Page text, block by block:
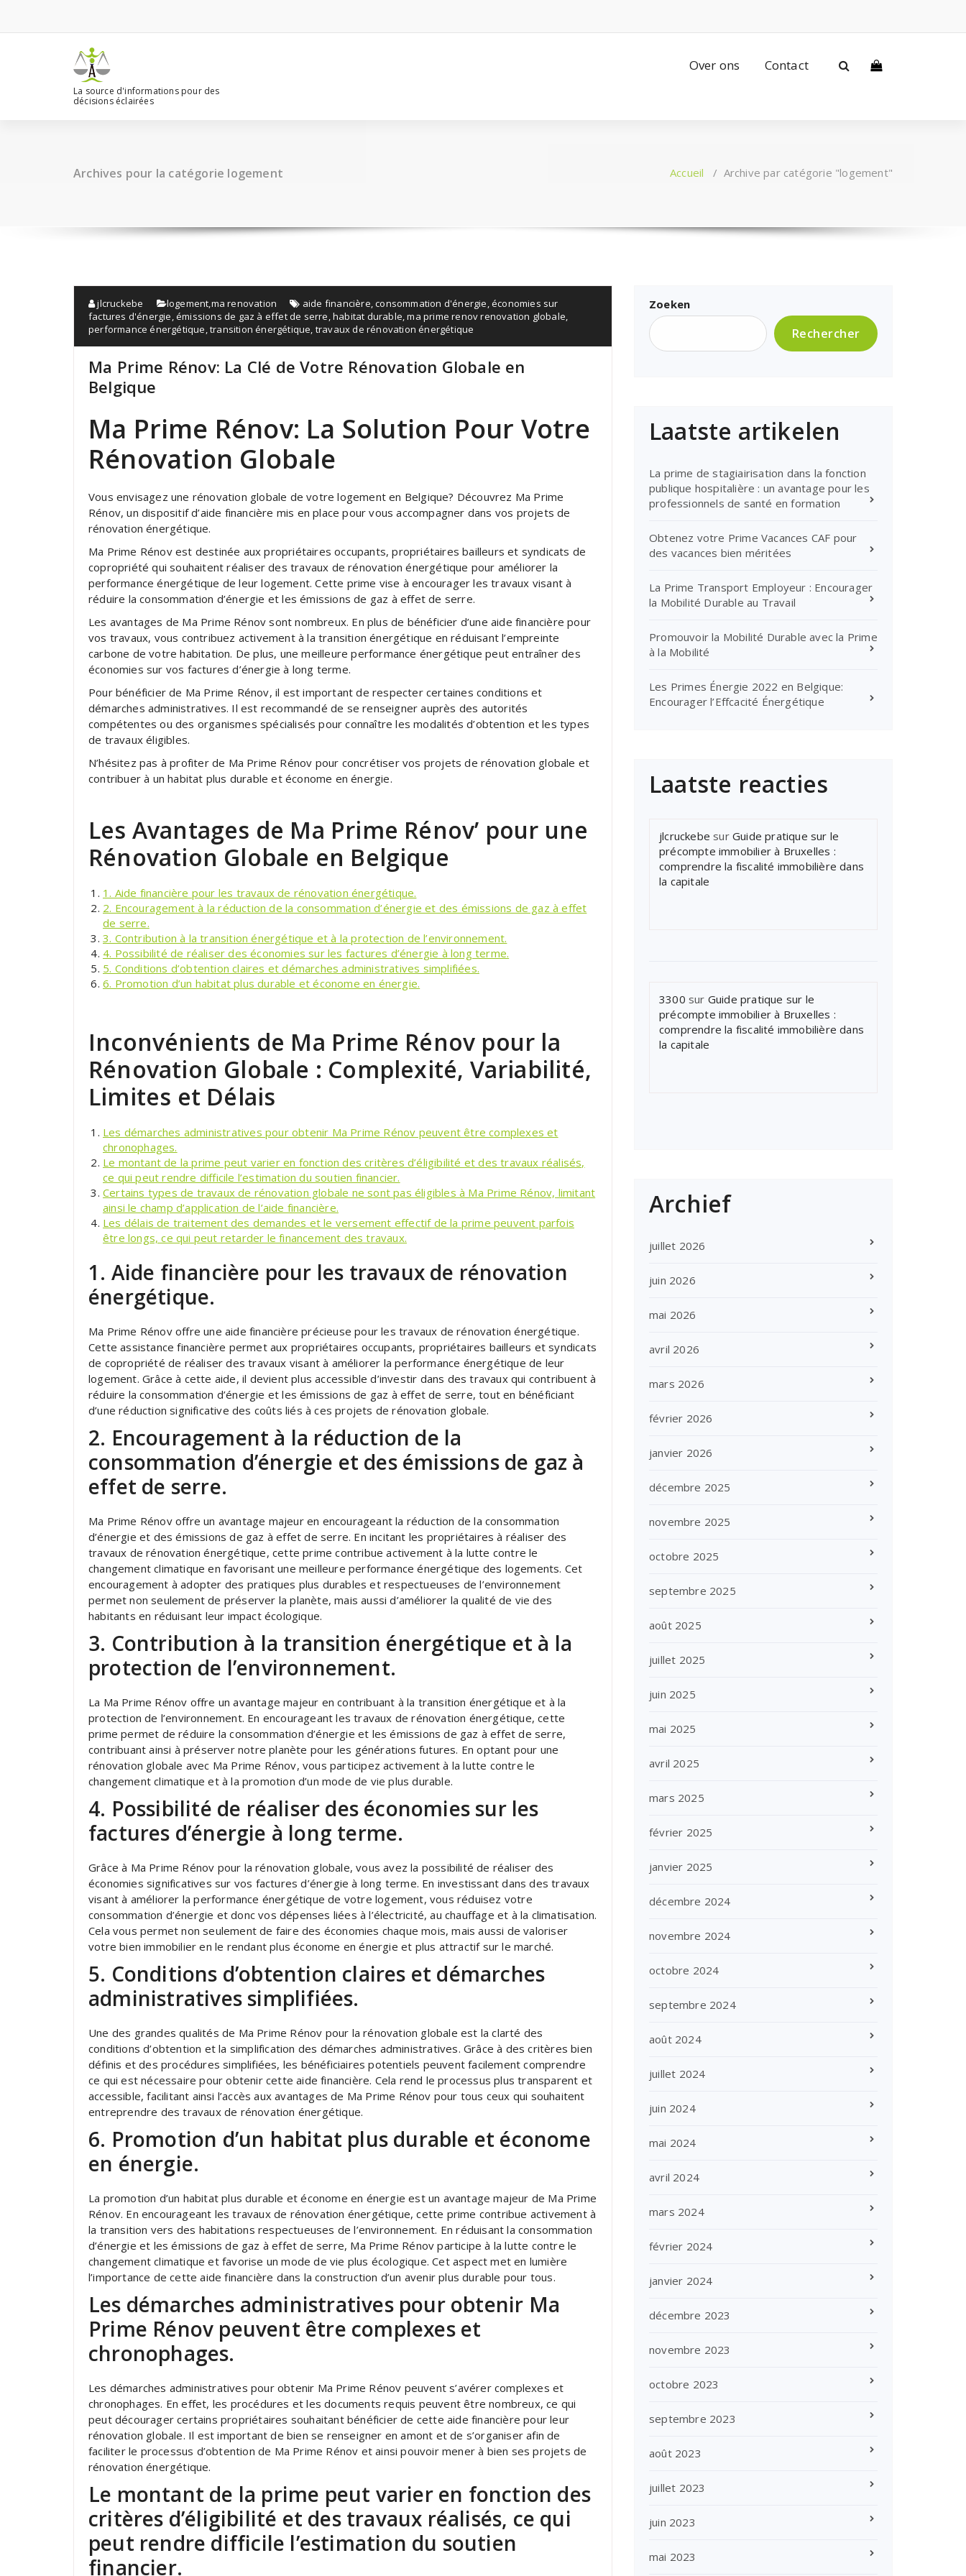
contenu
La source d'informations pour des
décisions éclairées
Over ons Contact
Archives pour la catégorie logement Accueil / Archive par catégorie "logement"
jlcruckebe logement,ma renovation aide financière,consommation d'énergie,économies sur
factures d'énergie,émissions de gaz à effet de serre,habitat durable,ma prime renov renovation globale,
performance énergétique,transition énergétique, travaux de rénovation énergétique
Ma Prime Rénov: La Clé de Votre Rénovation Globale en
Belgique
Ma Prime Rénov: La Solution Pour Votre
Rénovation Globale
Vous envisagez une rénovation globale de votre logement en Belgique? Découvrez Ma Prime
Rénov, un dispositif d’aide financière mis en place pour vous accompagner dans vos projets de
rénovation énergétique.
Ma Prime Rénov est destinée aux propriétaires occupants, propriétaires bailleurs et syndicats de
copropriété qui souhaitent réaliser des travaux de rénovation énergétique pour améliorer la
performance énergétique de leur logement. Cette prime vise à encourager les travaux visant à
réduire la consommation d’énergie et les émissions de gaz à effet de serre.
Les avantages de Ma Prime Rénov sont nombreux. En plus de bénéficier d’une aide financière pour
vos travaux, vous contribuez activement à la transition énergétique en réduisant l’empreinte
carbone de votre habitation. De plus, une meilleure performance énergétique peut entraîner des
économies sur vos factures d’énergie à long terme.
Pour bénéficier de Ma Prime Rénov, il est important de respecter certaines conditions et
démarches administratives. Il est recommandé de se renseigner auprès des autorités
compétentes ou des organismes spécialisés pour connaître les modalités d’obtention et les types
de travaux éligibles.
N’hésitez pas à profiter de Ma Prime Rénov pour concrétiser vos projets de rénovation globale et
contribuer à un habitat plus durable et économe en énergie.
Les Avantages de Ma Prime Rénov’ pour une
Rénovation Globale en Belgique
1. Aide financière pour les travaux de rénovation énergétique.
2. Encouragement à la réduction de la consommation d’énergie et des émissions de gaz à effet
de serre.
3. Contribution à la transition énergétique et à la protection de l’environnement.
4. Possibilité de réaliser des économies sur les factures d’énergie à long terme.
5. Conditions d’obtention claires et démarches administratives simplifiées.
6. Promotion d’un habitat plus durable et économe en énergie.
Inconvénients de Ma Prime Rénov pour la
Rénovation Globale : Complexité, Variabilité,
Limites et Délais
Les démarches administratives pour obtenir Ma Prime Rénov peuvent être complexes et
chronophages.
Le montant de la prime peut varier en fonction des critères d’éligibilité et des travaux réalisés,
ce qui peut rendre difficile l’estimation du soutien financier.
Certains types de travaux de rénovation globale ne sont pas éligibles à Ma Prime Rénov, limitant
ainsi le champ d’application de l’aide financière.
Les délais de traitement des demandes et le versement effectif de la prime peuvent parfois
être longs, ce qui peut retarder le financement des travaux.
1. Aide financière pour les travaux de rénovation
énergétique.
Ma Prime Rénov offre une aide financière précieuse pour les travaux de rénovation énergétique.
Cette assistance financière permet aux propriétaires occupants, propriétaires bailleurs et syndicats
de copropriété de réaliser des travaux visant à améliorer la performance énergétique de leur
logement. Grâce à cette aide, il devient plus accessible d’investir dans des travaux qui contribuent à
réduire la consommation d’énergie et les émissions de gaz à effet de serre, tout en bénéficiant
d’une réduction significative des coûts liés à ces projets de rénovation globale.
2. Encouragement à la réduction de la
consommation d’énergie et des émissions de gaz à
effet de serre.
Ma Prime Rénov offre un avantage majeur en encourageant la réduction de la consommation
d’énergie et des émissions de gaz à effet de serre. En incitant les propriétaires à réaliser des
travaux de rénovation énergétique, cette prime contribue activement à la lutte contre le
changement climatique en favorisant une meilleure performance énergétique des logements. Cet
encouragement à adopter des pratiques plus durables et respectueuses de l’environnement
permet non seulement de préserver la planète, mais aussi d’améliorer la qualité de vie des
habitants en réduisant leur impact écologique.
3. Contribution à la transition énergétique et à la
protection de l’environnement.
La Ma Prime Rénov offre un avantage majeur en contribuant à la transition énergétique et à la
protection de l’environnement. En encourageant les travaux de rénovation énergétique, cette
prime permet de réduire la consommation d’énergie et les émissions de gaz à effet de serre,
contribuant ainsi à préserver notre planète pour les générations futures. En optant pour une
rénovation globale avec Ma Prime Rénov, vous participez activement à la lutte contre le
changement climatique et à la promotion d’un mode de vie plus durable.
4. Possibilité de réaliser des économies sur les
factures d’énergie à long terme.
Grâce à Ma Prime Rénov pour la rénovation globale, vous avez la possibilité de réaliser des
économies significatives sur vos factures d’énergie à long terme. En investissant dans des travaux
visant à améliorer la performance énergétique de votre logement, vous réduisez votre
consommation d’énergie et donc vos dépenses liées à l’électricité, au chauffage et à la climatisation.
Cela vous permet non seulement de faire des économies chaque mois, mais aussi de valoriser
votre bien immobilier en le rendant plus économe en énergie et plus attractif sur le marché.
5. Conditions d’obtention claires et démarches
administratives simplifiées.
Une des grandes qualités de Ma Prime Rénov pour la rénovation globale est la clarté des
conditions d’obtention et la simplification des démarches administratives. Grâce à des critères bien
définis et des procédures simplifiées, les bénéficiaires potentiels peuvent facilement comprendre
ce qui est nécessaire pour obtenir cette aide financière. Cela rend le processus plus transparent et
accessible, facilitant ainsi l’accès aux avantages de Ma Prime Rénov pour tous ceux qui souhaitent
entreprendre des travaux de rénovation énergétique.
6. Promotion d’un habitat plus durable et économe
en énergie.
La promotion d’un habitat plus durable et économe en énergie est un avantage majeur de Ma Prime
Rénov. En encourageant les travaux de rénovation énergétique, cette prime contribue activement à
la transition vers des habitations respectueuses de l’environnement. En réduisant la consommation
d’énergie et les émissions de gaz à effet de serre, Ma Prime Rénov participe à la lutte contre le
changement climatique et favorise un mode de vie plus écologique. Cet aspect met en lumière
l’importance de cette aide financière dans la construction d’un avenir plus durable pour tous.
Les démarches administratives pour obtenir Ma
Prime Rénov peuvent être complexes et
chronophages.
Les démarches administratives pour obtenir Ma Prime Rénov peuvent s’avérer complexes et
chronophages. En effet, les procédures et les documents requis peuvent être nombreux, ce qui
peut décourager certains propriétaires souhaitant bénéficier de cette aide financière pour leur
rénovation globale. Il est important de bien se renseigner en amont et de s’organiser afin de
faciliter le processus d’obtention de Ma Prime Rénov et ainsi pouvoir mener à bien ses projets de
rénovation énergétique.
Le montant de la prime peut varier en fonction des
critères d’éligibilité et des travaux réalisés, ce qui
peut rendre difficile l’estimation du soutien
financier.
Zoeken
Rechercher
Laatste artikelen
La prime de stagiairisation dans la fonction
publique hospitalière : un avantage pour les
professionnels de santé en formation
Obtenez votre Prime Vacances CAF pour
des vacances bien méritées
La Prime Transport Employeur : Encourager
la Mobilité Durable au Travail
Promouvoir la Mobilité Durable avec la Prime
à la Mobilité
Les Primes Énergie 2022 en Belgique:
Encourager l’Effcacité Énergétique
Laatste reacties
jlcruckebe sur Guide pratique sur le
précompte immobilier à Bruxelles :
comprendre la fiscalité immobilière dans
la capitale
3300 sur Guide pratique sur le
précompte immobilier à Bruxelles :
comprendre la fiscalité immobilière dans
la capitale
Archief
juillet 2026
juin 2026
mai 2026
avril 2026
mars 2026
février 2026
janvier 2026
décembre 2025
novembre 2025
octobre 2025
septembre 2025
août 2025
juillet 2025
juin 2025
mai 2025
avril 2025
mars 2025
février 2025
janvier 2025
décembre 2024
novembre 2024
octobre 2024
septembre 2024
août 2024
juillet 2024
juin 2024
mai 2024
avril 2024
mars 2024
février 2024
janvier 2024
décembre 2023
novembre 2023
octobre 2023
septembre 2023
août 2023
juillet 2023
juin 2023
mai 2023